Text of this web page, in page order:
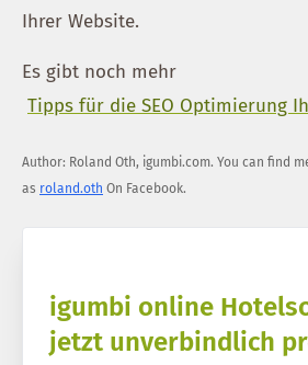
Ihrer Website.
Es gibt noch mehr
Tipps für die SEO Optimierung
Author: Roland Oth, igumbi.com. You can find
as roland.oth On Facebook.
igumbi online
jetzt unverbindlich